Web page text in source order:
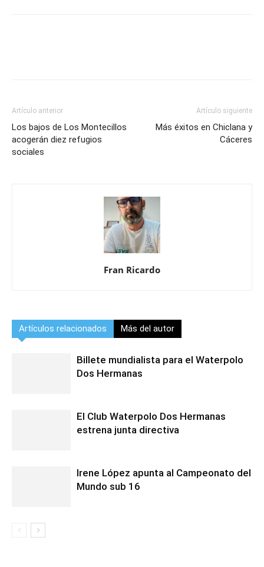
Artículo anterior
Los bajos de Los Montecillos
acogerán diez refugios
sociales
Artículo siguiente
Más éxitos en Chiclana y
Cáceres
Fran Ricardo
Artículos relacionados Más del autor
Billete mundialista para el Waterpolo
Dos Hermanas
El Club Waterpolo Dos Hermanas
estrena junta directiva
Irene López apunta al Campeonato del
Mundo sub 16